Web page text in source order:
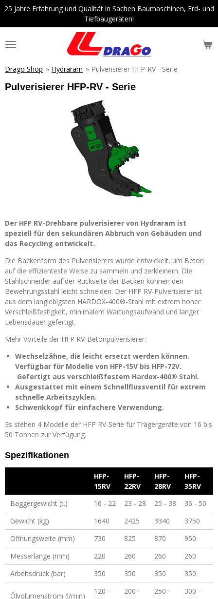
Zum
springen
25 Jahre Erfahrung und Qualität in Sachen Baumaschinen, Erd- und
Tiefbaugeräten!
Drago Shop » Hydraram » Pulverisierer HFP-RV - Serie
Pulverisierer HFP-RV - Serie
Der HFP RV-Drehbare pulverisierer von Hydraram ist
speziell für den sekundären Abbruch von Gebäuden und
das Recycling entwickelt.
Die Backenform des Pulverisierers wurde entwickelt, um Beton
auf die effizienteste Weise zu sammeln und zerkleinern. Die
Stahlschneider auf der Rückseite der Backen können den
Bewehrungsstahl leicht schneiden. Der HFP RV-Pulverisierer ist
aus dem langlebigsten HARDOX-400®-Stahl mit extrem hoher
Verschleißfestigkeit, minimalem Wartungsaufwand und langer
Lebensdauer gefertigt.
Mehr Vorteile der HFP RV-Betonpulverisierer:
Wechselzähne, die leicht ersetzt werden können.
Verfügbar für Modelle von HFP-15V bis HFP-72V.
Gefertigt aus verschleißfestem Hardox-400® Stahl.
Ausgestattet mit einem Schnellflussventil für extrem
schnelle Arbeitszyklen.
Schwenkkopf für einfachere Verwendung.
Es stehen 4 Modelle der HFP RV-Serie für Trägergeräte von 16 bis
50 Tonnen zur Verfügung.
Spezifikationen
HFP-
15RV
HFP-
22RV
HFP-
28RV
HFP-
35RV
Baggergewicht (t.)
16 - 22 23 - 28 25 - 38
36 - 50
Gewicht (kg)
1640 2425 3340
3750
Öffnungsweite (mm)
730 825 870
950
Messerlänge (mm)
220 260 260
260
Arbeitsdruck (bar)
350 350 350 350
Ölvolumenstrom (l/min)
120 -
200 -
250 -
300 -